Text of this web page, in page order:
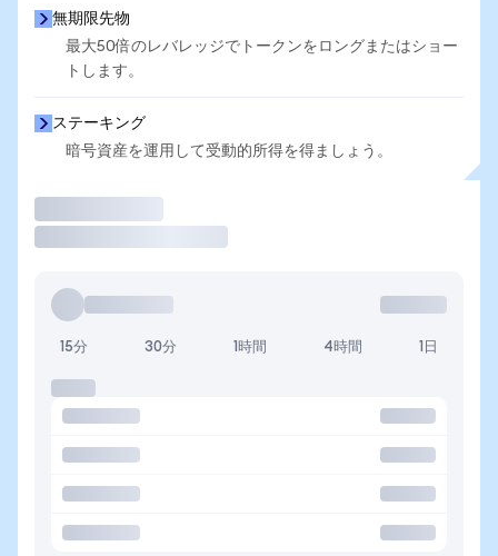
無期限先物
最大50倍のレバレッジでトークンをロングまたはショー
トします。
ステーキング
暗号資産を運用して受動的所得を得ましょう。
15分 30分 1時間 4時間 1日